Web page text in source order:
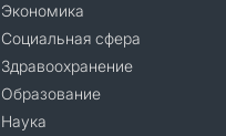
Экономика
Социальная сфера
Здравоохранение
Образование
Наука